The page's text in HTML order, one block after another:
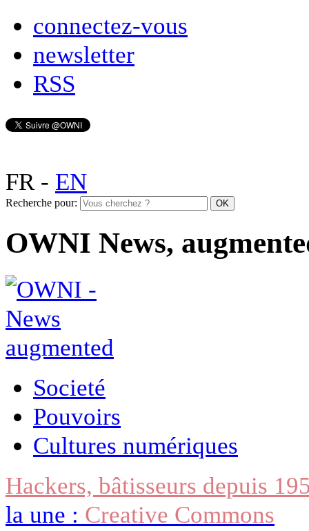
connectez-vous
newsletter
RSS
FR- EN
Recherche pour:
OWNI News,
Societé
Pouvoirs
Cultures numériques
Hackers, bâtisseurs depuis
la une : Creative Commons